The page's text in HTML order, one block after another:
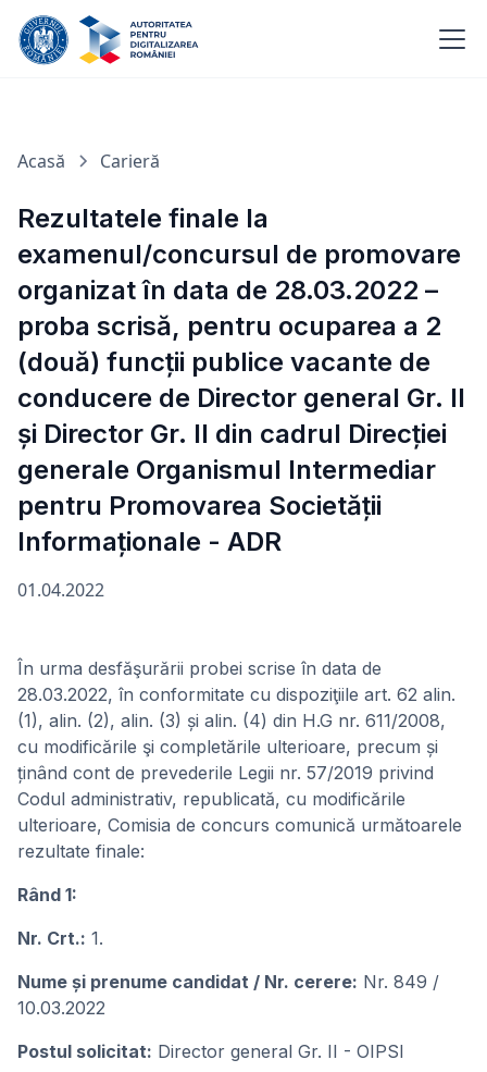
Acasă Carieră
Rezultatele finale la
examenul/concursul de promovare
organizat în data de 28.03.2022 –
proba scrisă, pentru ocuparea a 2
(două) funcții publice vacante de
conducere de Director general Gr. II
și Director Gr. II din cadrul Direcției
generale Organismul Intermediar
pentru Promovarea Societății
Informaționale - ADR
01.04.2022
În urma desfăşurării probei scrise în data de
28.03.2022, în conformitate cu dispoziţiile art. 62 alin.
(1), alin. (2), alin. (3) și alin. (4) din H.G nr. 611/2008,
cu modificările şi completările ulterioare, precum și
ținând cont de prevederile Legii nr. 57/2019 privind
Codul administrativ, republicată, cu modificările
ulterioare, Comisia de concurs comunică următoarele
rezultate finale:
Rând 1:
Nr. Crt.: 1.
Nume și prenume candidat / Nr. cerere: Nr. 849 /
10.03.2022
Postul solicitat: Director general Gr. II - OIPSI